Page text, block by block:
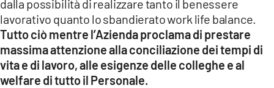
dalla possibilità di realizzare tanto il benessere
lavorativo quanto lo sbandierato work life balance.
Tutto ciò mentre l’Azienda proclama di prestare
massima attenzione alla conciliazione dei tempi di
vita e di lavoro, alle esigenze delle colleghe e al
welfare di tutto il Personale.